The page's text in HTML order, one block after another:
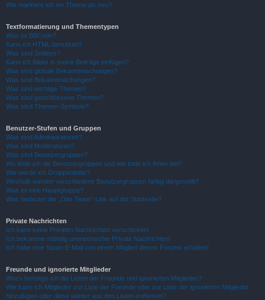
Wie markiere ich ein Thema als neu?
Textformatierung und Thementypen
Was ist BBCode?
Kann ich HTML benutzen?
Was sind Smileys?
Kann ich Bilder in meine Beiträge einfügen?
Was sind globale Bekanntmachungen?
Was sind Bekanntmachungen?
Was sind wichtige Themen?
Was sind geschlossene Themen?
Was sind Themen-Symbole?
Benutzer-Stufen und Gruppen
Was sind Administratoren?
Was sind Moderatoren?
Was sind Benutzergruppen?
Wo finde ich die Benutzergruppen und wie trete ich ihnen bei?
Wie werde ich Gruppenleiter?
Weshalb werden verschiedene Benutzergruppen farbig dargestellt?
Was ist eine Hauptgruppe?
Was bedeutet der „Das Team“-Link auf der Startseite?
Private Nachrichten
Ich kann keine Privaten Nachrichten verschicken!
Ich bekomme ständig unerwünschte Private Nachrichten!
Ich habe eine Spam-E-Mail von einem Mitglied dieses Forums erhalten!
Freunde und ignorierte Mitglieder
Wozu benötige ich die Listen der Freunde und ignorierten Mitglieder?
Wie kann ich Mitglieder zur Liste der Freunde oder zur Liste der ignorierten Mitglieder
hinzufügen oder diese wieder aus den Listen entfernen?